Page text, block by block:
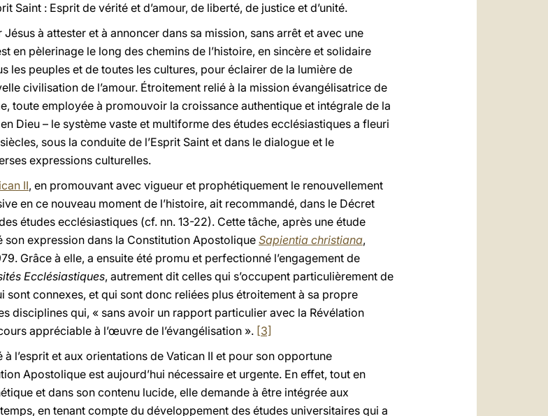
Saint : Esprit de vérité et d’amour, de liberté, de justice et d’unité.
à attester et à annoncer dans sa mission, sans arrêt et avec une
en pèlerinage le long des chemins de l’histoire, en sincère et solidaire
les peuples et de toutes les cultures, pour éclairer de la lumière de
civilisation de l’amour. Étroitement relié à la mission évangélisatrice de
toute employée à promouvoir la croissance authentique et intégrale de la
Dieu – le système vaste et multiforme des études ecclésiastiques a fleuri
sous la conduite de l’Esprit Saint et dans le dialogue et le
expressions culturelles.
II, en promouvant avec vigueur et prophétiquement le renouvellement
en ce nouveau moment de l’histoire, ait recommandé, dans le Décret
études ecclésiastiques (cf. nn. 13-22). Cette tâche, après une étude
expression dans la Constitution ApostoliqueSapientia christiana,
Grâce à elle, a ensuite été promu et perfectionné l’engagement de
Ecclésiastiques, autrement dit celles qui s’occupent particulièrement de
sont connexes, et qui sont donc reliées plus étroitement à sa propre
disciplines qui, « sans avoir un rapport particulier avec la Révélation
appréciable à l’œuvre de l’évangélisation ». [3]
l’esprit et aux orientations de Vatican II et pour son opportune
Apostolique est aujourd’hui nécessaire et urgente. En effet, tout en
et dans son contenu lucide, elle demande à être intégrée aux
en tenant compte du développement des études universitaires qui a